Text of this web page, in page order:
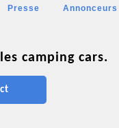
Presse Annonceurs
camping cars.